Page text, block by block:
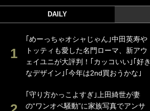
DAILY
｢めーっちゃオシャじゃん｣中田英寿や
トッティも愛した名門ローマ、新アウ
ェイユニが大評判！｢カッコいい｣｢好き
なデザイン｣｢今年は2nd買おうかな｣
｢守り方かっこよすぎ｣上田綺世が妻
の“ワンオペ騒動”に家族写真でアンサ